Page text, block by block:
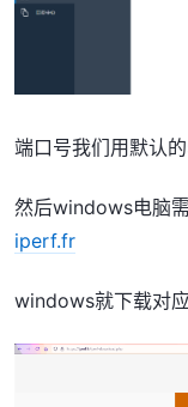
端口号我们用默认的
然后windows电脑
iperf.fr
windows就下载对